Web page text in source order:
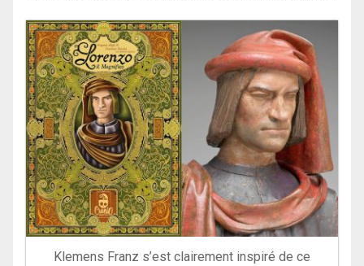
Klemens Franz s’est clairement inspiré de ce